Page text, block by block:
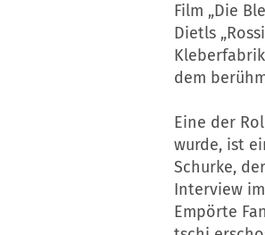
Film „Die
Dietls
dem
Eine der
wurde, ist
Schurke,
Interview
Empörte